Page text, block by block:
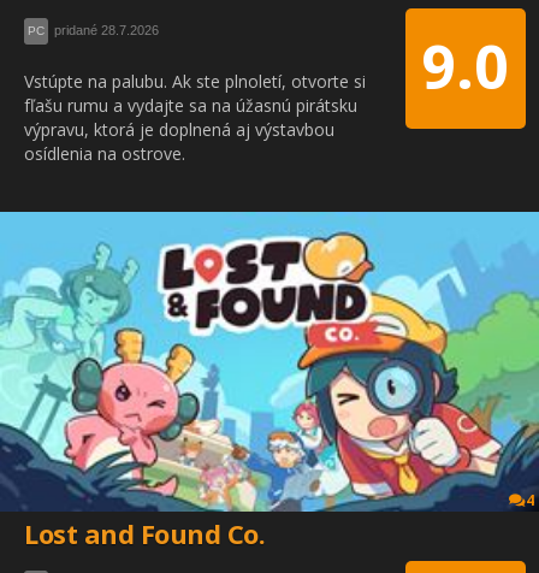
9.0
PC pridané 28.7.2026
Vstúpte na palubu. Ak ste plnoletí, otvorte si
fľašu rumu a vydajte sa na úžasnú pirátsku
výpravu, ktorá je doplnená aj výstavbou
osídlenia na ostrove.
4
Lost and Found Co.